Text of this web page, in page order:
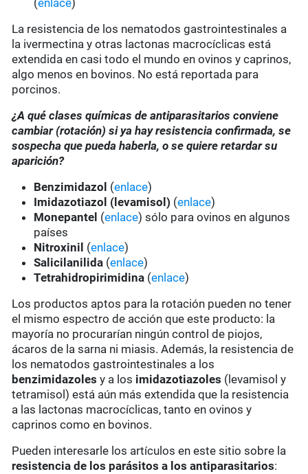
(enlace)
La resistencia de los nematodos gastrointestinales a
la ivermectina y otras lactonas macrocíclicas está
extendida en casi todo el mundo en ovinos y caprinos,
algo menos en bovinos. No está reportada para
porcinos.
¿A qué clases químicas de antiparasitarios conviene
cambiar (rotación) si ya hay resistencia confirmada, se
sospecha que pueda haberla, o se quiere retardar su
aparición?
Benzimidazol (enlace)
Imidazotiazol (levamisol) (enlace)
Monepantel (enlace) sólo para ovinos en algunos
países
Nitroxinil (enlace)
Salicilanilida (enlace)
Tetrahidropirimidina (enlace)
Los productos aptos para la rotación pueden no tener
el mismo espectro de acción que este producto: la
mayoría no procurarían ningún control de piojos,
ácaros de la sarna ni miasis. Además, la resistencia de
los nematodos gastrointestinales a los
benzimidazoles y a los imidazotiazoles (levamisol y
tetramisol) está aún más extendida que la resistencia
a las lactonas macrocíclicas, tanto en ovinos y
caprinos como en bovinos.
Pueden interesarle los artículos en este sitio sobre la
resistencia de los parásitos a los antiparasitarios: